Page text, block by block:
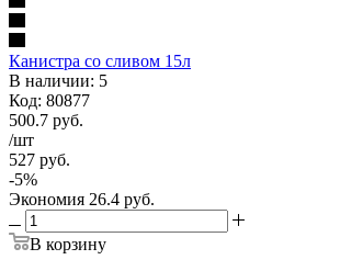
Канистра со сливом 15л
В наличии: 5
Код: 80877
500.7 руб.
/шт
527 руб.
-5%
Экономия 26.4 руб.
В корзину